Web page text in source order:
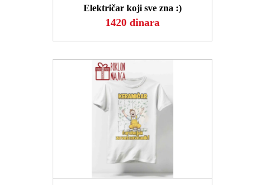
Električar koji sve zna :)
1420 dinara
POGLEDAJ